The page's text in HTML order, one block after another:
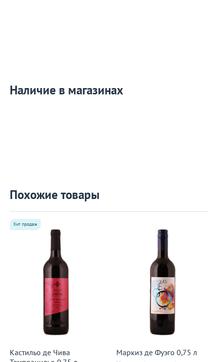
Наличие в магазинах
Похожие товары
Хит продаж
Кастильо де Чива
Маркиз де Фуэго 0,75 л